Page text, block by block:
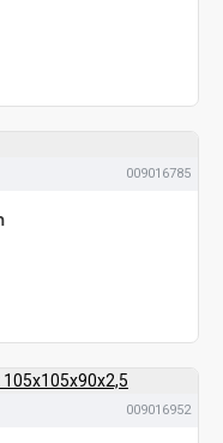
009016785
009016952